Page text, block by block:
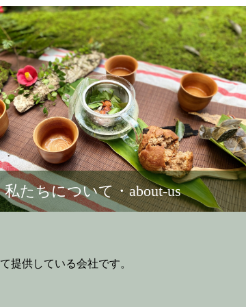
私たちについて・about-us
提供している会社です。